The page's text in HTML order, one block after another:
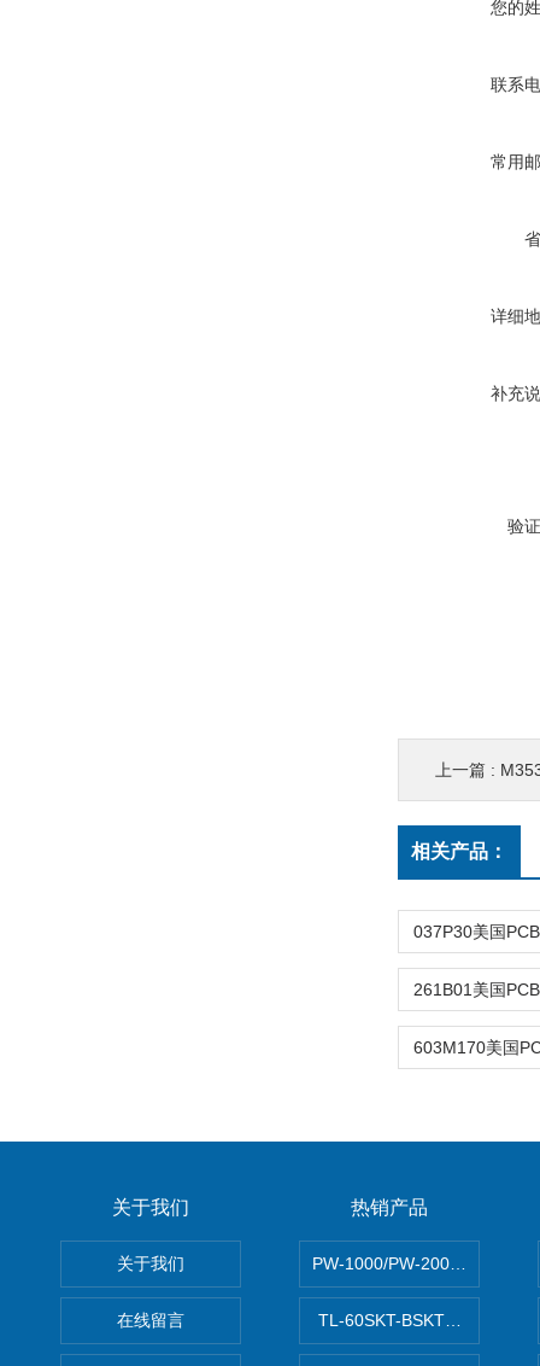
您的
联系
常用
详细
补充
验
上一篇 :
相关产品：
关于我们
关于我们
在线留言
热销产品
PW-1000/PW-
TL-60SKT-BSKTC张力控制器